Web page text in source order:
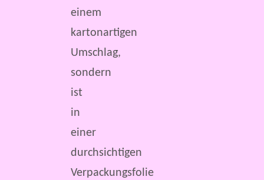
einem
kartonartigen
Umschlag,
sondern
ist
in
einer
durchsichtigen
Verpackungsfolie